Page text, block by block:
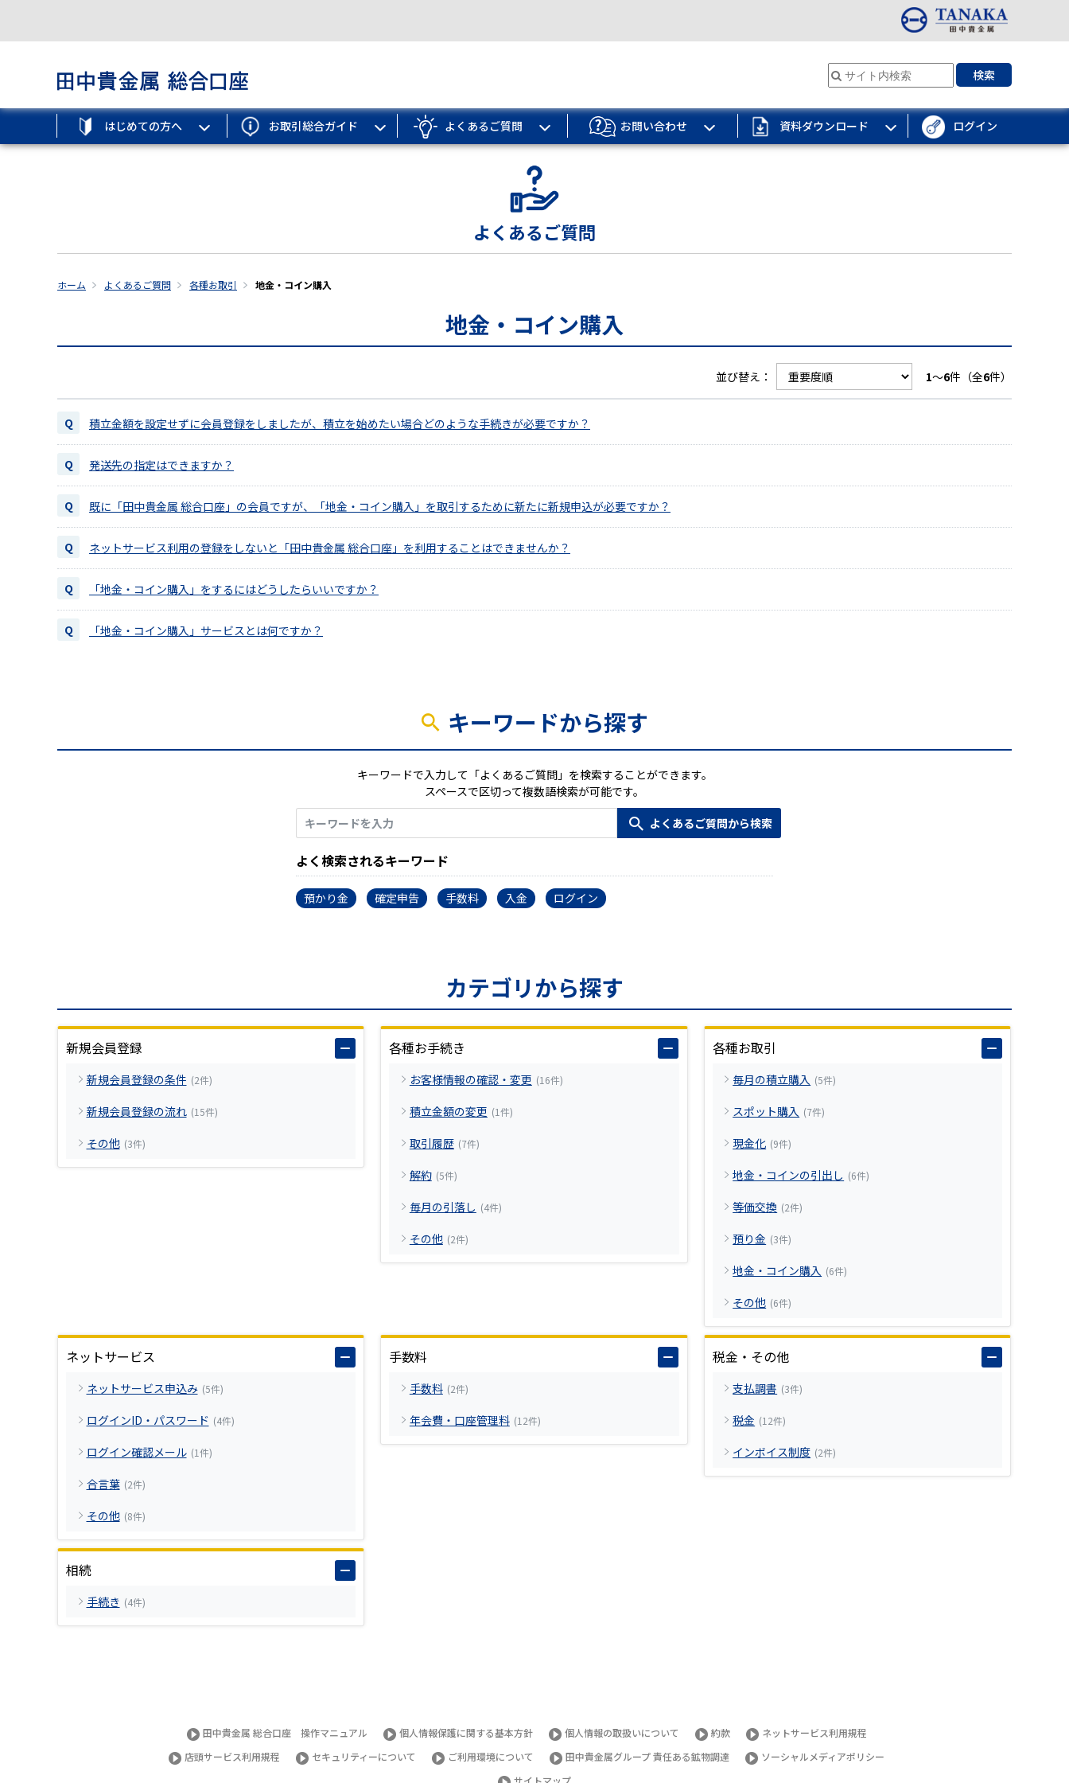
検索
はじめての方へ お取引総合ガイド よくあるご質問 お問い合わせ 資料ダウンロード ログイン
よくあるご質問
ホーム よくあるご質問 各種お取引 地金・コイン購入
地金・コイン購入
並び替え： 1～6件（全6件）
積立金額を設定せずに会員登録をしましたが、積立を始めたい場合どのような手続きが必要ですか？
発送先の指定はできますか？
既に「田中貴金属 総合口座」の会員ですが、「地金・コイン購入」を取引するために新たに新規申込が必要ですか？
ネットサービス利用の登録をしないと「田中貴金属 総合口座」を利用することはできませんか？
「地金・コイン購入」をするにはどうしたらいいですか？
「地金・コイン購入」サービスとは何ですか？
キーワードから探す
キーワードで入力して「よくあるご質問」を検索することができます。
スペースで区切って複数語検索が可能です。
よく検索されるキーワード
預かり金 確定申告 手数料 入金 ログイン
カテゴリから探す
新規会員登録
新規会員登録の条件 (2件)
新規会員登録の流れ (15件)
その他 (3件)
各種お手続き
お客様情報の確認・変更 (16件)
積立金額の変更 (1件)
取引履歴 (7件)
解約 (5件)
毎月の引落し (4件)
その他 (2件)
各種お取引
毎月の積立購入 (5件)
スポット購入 (7件)
現金化 (9件)
地金・コインの引出し (6件)
等価交換 (2件)
預り金 (3件)
地金・コイン購入 (6件)
その他 (6件)
ネットサービス
ネットサービス申込み (5件)
ログインID・パスワード (4件)
ログイン確認メール (1件)
合言葉 (2件)
その他 (8件)
手数料
手数料 (2件)
年会費・口座管理料 (12件)
税金・その他
支払調書 (3件)
税金 (12件)
インボイス制度 (2件)
相続
手続き (4件)
田中貴金属 総合口座 操作マニュアル 個人情報保護に関する基本方針 個人情報の取扱いについて 約款
ネットサービス利用規程
店頭サービス利用規程
セキュリティーについて ご利用環境について 田中貴金属グループ 責任ある鉱物調達
ソーシャルメディアポリシー
サイトマップ